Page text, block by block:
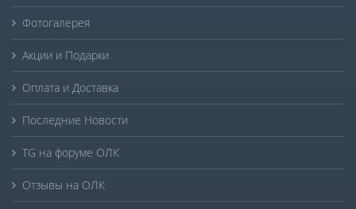
Фотогалерея
Акции и Подарки
Оплата и Доставка
Последние Новости
TG на форуме ОЛК
Отзывы на ОЛК